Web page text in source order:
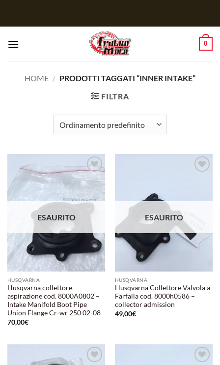
0
HOME / PRODOTTI TAGGATI “INNER INTAKE”
FILTRA
Aggiungi
alla lista
desideri
ESAURITO
HUSQVARNA
Husqvarna collettore
aspirazione cod. 8000A0802 –
Intake Manifold Boot Pipe
Union Flange Cr-wr 250 02-08
70,00€
ESAURITO
HUSQVARNA
Husqvarna Collettore Valvola a
Farfalla cod. 8000h0586 –
collector admission
49,00€